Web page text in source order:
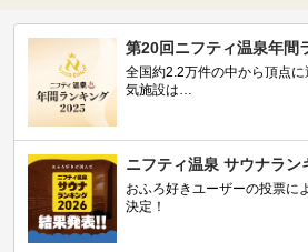
第20回ニフティ温泉年間
全国約2.2万件の中から頂点
気施設は…
ニフティ温泉 サウナラン
おふろ好きユーザーの投票に
決定！